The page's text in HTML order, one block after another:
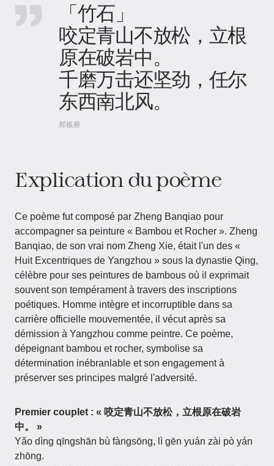
「竹石」
咬定青山不放松，立根
原在破岩中。
千磨万击还坚劲，任尔
东西南北风。
郑板桥
Explication du poème
Ce poème fut composé par Zheng Banqiao pour
accompagner sa peinture « Bambou et Rocher ». Zheng
Banqiao, de son vrai nom Zheng Xie, était l'un des «
Huit Excentriques de Yangzhou » sous la dynastie Qing,
célèbre pour ses peintures de bambous où il exprimait
souvent son tempérament à travers des inscriptions
poétiques. Homme intègre et incorruptible dans sa
carrière officielle mouvementée, il vécut après sa
démission à Yangzhou comme peintre. Ce poème,
dépeignant bambou et rocher, symbolise sa
détermination inébranlable et son engagement à
préserver ses principes malgré l'adversité.
Premier couplet : « 咬定青山不放松，立根原在破岩
中。 »
Yǎo dìng qīngshān bù fàngsōng, lì gēn yuán zài pò yán
zhōng.